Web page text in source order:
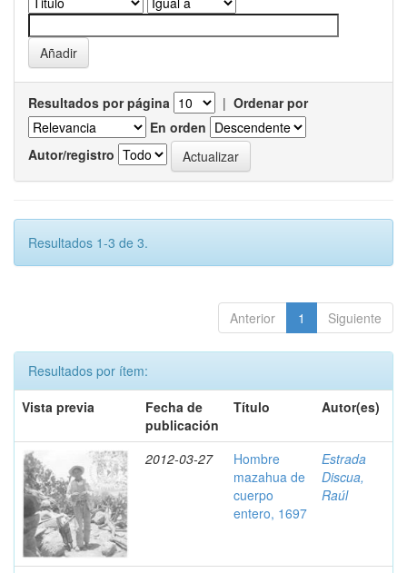
Resultados por página | Ordenar por
En orden
Autor/registro
Resultados 1-3 de 3.
Anterior 1 Siguiente
Resultados por ítem:
Vista previa
Fecha de
publicación
Título Autor(es)
2012-03-27
Hombre
mazahua de
cuerpo
entero, 1697
Estrada
Discua,
Raúl